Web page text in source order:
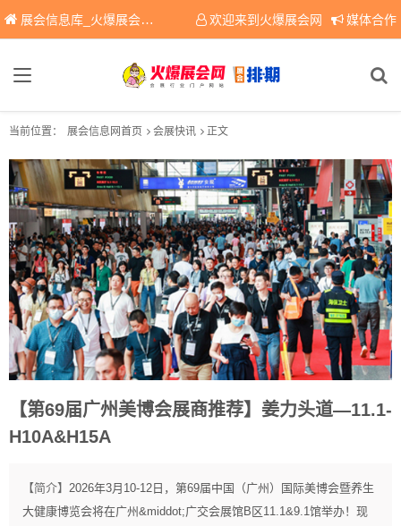
展会信息库_火爆展会网免费展会信息查询平台，提供专业会展服务！ 欢迎来到火爆展会网 媒体合作
当前位置： 展会信息网首页 会展快讯 正文
【第69届广州美博会展商推荐】姜力头道—11.1-
H10A&H15A
【简介】 2026年3月10-12日，第69届中国（广州）国际美博会暨养生
大健康博览会将在广州&middot;广交会展馆B区11.1&9.1馆举办！现